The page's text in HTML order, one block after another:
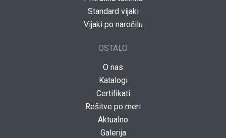
Standard vijaki
Vijaki po naročilu
OSTALO
O nas
Katalogi
Certifikati
Rešitve po meri
Aktualno
Galerija